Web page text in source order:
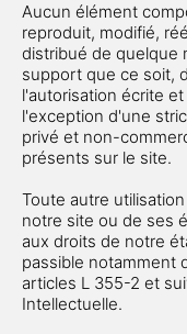
Aucun élément
reproduit, modifié,
distribué de quelque
support que ce soit,
l'autorisation écrite
l'exception d'une
privé et non-
présents sur le site.
Toute autre
notre site ou de ses
aux droits de notre
passible notamment
articles L 355-2 et
Intellectuelle.